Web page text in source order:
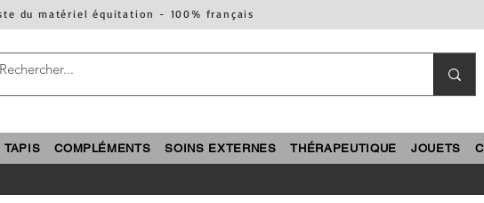
du matériel équitation - 100% français
TAPIS COMPLÉMENTS SOINS EXTERNES THÉRAPEUTIQUE JOUETS